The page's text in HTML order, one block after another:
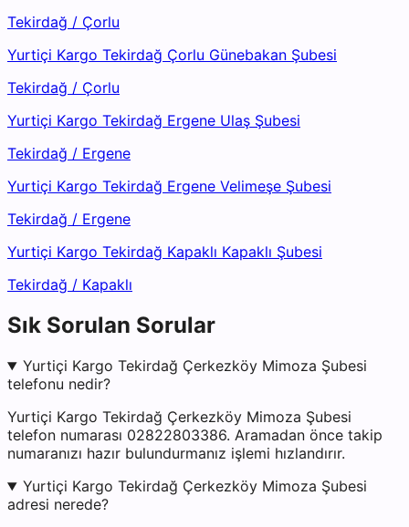
Tekirdağ / Çorlu
Yurtiçi Kargo Tekirdağ Çorlu Günebakan Şubesi
Tekirdağ / Çorlu
Yurtiçi Kargo Tekirdağ Ergene Ulaş Şubesi
Tekirdağ / Ergene
Yurtiçi Kargo Tekirdağ Ergene Velimeşe Şubesi
Tekirdağ / Ergene
Yurtiçi Kargo Tekirdağ Kapaklı Kapaklı Şubesi
Tekirdağ / Kapaklı
Sık Sorulan Sorular
Yurtiçi Kargo Tekirdağ Çerkezköy Mimoza Şubesi
telefonu nedir?
Yurtiçi Kargo Tekirdağ Çerkezköy Mimoza Şubesi
telefon numarası 02822803386. Aramadan önce takip
numaranızı hazır bulundurmanız işlemi hızlandırır.
Yurtiçi Kargo Tekirdağ Çerkezköy Mimoza Şubesi
adresi nerede?